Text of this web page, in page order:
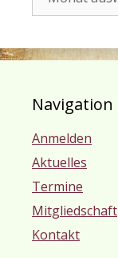
Navigation
Anmelden
Aktuelles
Termine
Mitgliedschaft
Kontakt